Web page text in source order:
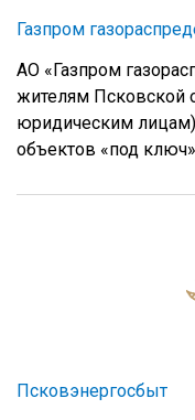
Газпром
АО «Газпром
жителям Псковской
юридическим
объектов «под
Псковэнергосбыт